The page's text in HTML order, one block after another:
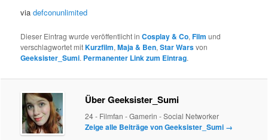
viadefconunlimited
Dieser Eintrag wurde veröffentlicht inCosplay & Co,Film und
verschlagwortet mitKurzfilm,Maja & Ben,Star Warsvon
Geeksister_Sumi. Permanenter Link zum Eintrag.
Über Geeksister_Sumi
24 - Filmfan - Gamerin - Social Networker
Zeige alle Beiträge von Geeksister_Sumi →